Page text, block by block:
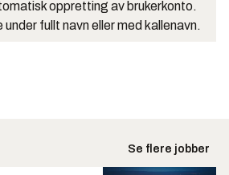
oppretting av brukerkonto.
under fullt navn eller med kallenavn.
Se flere jobber